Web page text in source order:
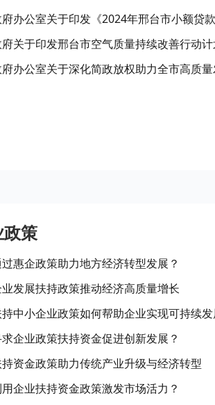
关于印发邢台市空气质量持续改善行动
办公室关于深化简政放权助力全市高质
策
惠企政策助力地方经济转型发展？
发展扶持政策推动经济高质量增长
中小企业政策如何帮助企业实现可持续
企业政策扶持资金促进创新发展？
资金政策助力传统产业升级与经济转型
企业扶持资金政策激发市场活力？